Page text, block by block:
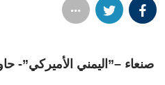
صنعاء –”اليمني الأميركي”-